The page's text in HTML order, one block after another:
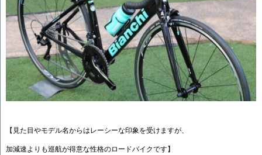
【見た目やモデル名からはレーシーな印象を受けますが、
加減速よりも巡航が得意な性格のロードバイクです】